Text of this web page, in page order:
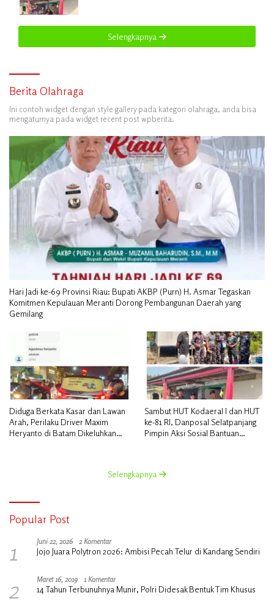
Selengkapnya
Berita Olahraga
Ini contoh widget dengan style gallery pada kategori olahraga, anda bisa
mengaturnya pada widget recent post wpberita.
Hari Jadi ke-69 Provinsi Riau: Bupati AKBP (Purn) H. Asmar Tegaskan
Komitmen Kepulauan Meranti Dorong Pembangunan Daerah yang
Gemilang
Diduga Berkata Kasar dan Lawan
Arah, Perilaku Driver Maxim
Heryanto di Batam Dikeluhkan
Sambut HUT Kodaeral I dan HUT
ke-81 RI, Danposal Selatpanjang
Pimpin Aksi Sosial Bantuan
Selengkapnya
Popular Post
1 Juni 22, 2026 2 Komentar
Jojo Juara Polytron 2026: Ambisi Pecah Telur di Kandang Sendiri
2 Maret 16, 2019 1 Komentar
14 Tahun Terbunuhnya Munir, Polri Didesak Bentuk Tim Khusus